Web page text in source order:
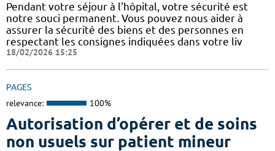
Pendant votre séjour à l'hôpital, votre sécurité est
notre souci permanent. Vous pouvez nous aider à
assurer la sécurité des biens et des personnes en
respectant les consignes indiquées dans votre liv
18/02/2026 15:25
PAGES
relevance: 100%
Autorisation d’opérer et de soins
non usuels sur patient mineur